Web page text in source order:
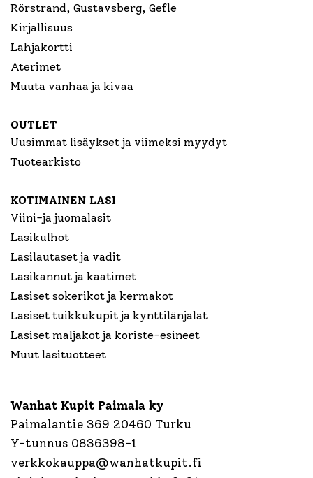
Rörstrand, Gustavsberg, Gefle
Kirjallisuus
Lahjakortti
Aterimet
Muuta vanhaa ja kivaa
OUTLET
Uusimmat lisäykset ja viimeksi myydyt
Tuotearkisto
KOTIMAINEN LASI
Viini-ja juomalasit
Lasikulhot
Lasilautaset ja vadit
Lasikannut ja kaatimet
Lasiset sokerikot ja kermakot
Lasiset tuikkukupit ja kynttilänjalat
Lasiset maljakot ja koriste-esineet
Muut lasituotteet
Wanhat Kupit Paimala ky
Paimalantie 369 20460 Turku
Y-tunnus 0836398-1
verkkokauppa@wanhatkupit.fi